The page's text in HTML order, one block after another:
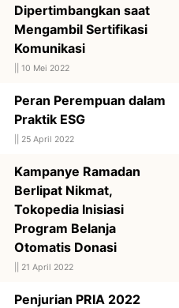
Dipertimbangkan saat
Mengambil Sertifikasi
Komunikasi
10 Mei 2022
Peran Perempuan dalam
Praktik ESG
25 April 2022
Kampanye Ramadan
Berlipat Nikmat,
Tokopedia Inisiasi
Program Belanja
Otomatis Donasi
21 April 2022
Penjurian PRIA 2022